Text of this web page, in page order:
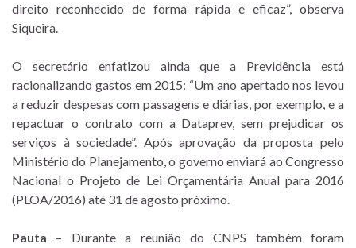
direito reconhecido de forma rápida e eficaz”, observa
Siqueira.
O secretário enfatizou ainda que a Previdência está
racionalizando gastos em 2015: “Um ano apertado nos levou
a reduzir despesas com passagens e diárias, por exemplo, e a
repactuar o contrato com a Dataprev, sem prejudicar os
serviços à sociedade”. Após aprovação da proposta pelo
Ministério do Planejamento, o governo enviará ao Congresso
Nacional o Projeto de Lei Orçamentária Anual para 2016
(PLOA/2016) até 31 de agosto próximo.
Pauta – Durante a reunião do CNPS também foram